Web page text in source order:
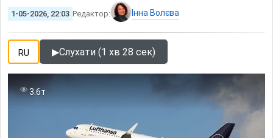
1-05-2026, 22:03 Редактор: Інна Волєва
RU ▶Слухати (1 хв 28 сек)
3.6т